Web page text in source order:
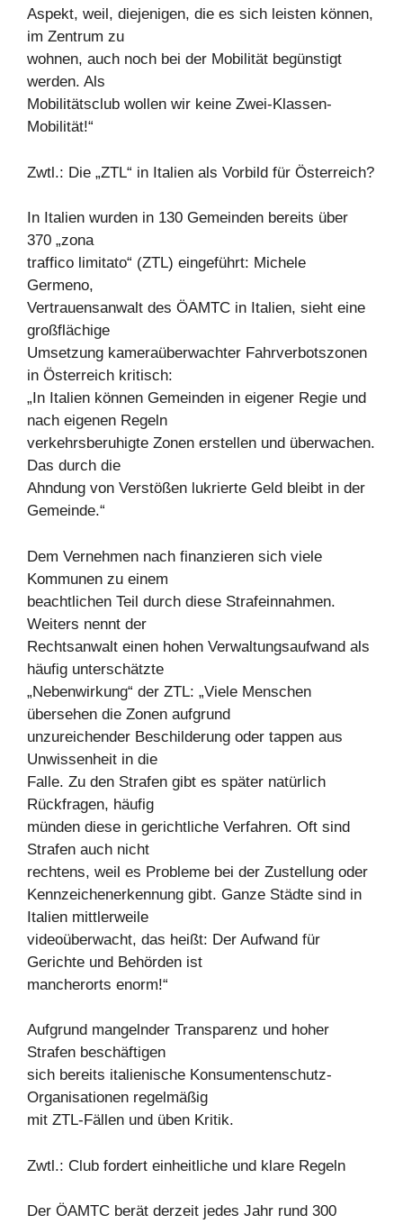
Aspekt, weil, diejenigen, die es sich leisten können,
im Zentrum zu
wohnen, auch noch bei der Mobilität begünstigt
werden. Als
Mobilitätsclub wollen wir keine Zwei-Klassen-
Mobilität!“
Zwtl.: Die „ZTL“ in Italien als Vorbild für Österreich?
In Italien wurden in 130 Gemeinden bereits über
370 „zona
traffico limitato“ (ZTL) eingeführt: Michele
Germeno,
Vertrauensanwalt des ÖAMTC in Italien, sieht eine
großflächige
Umsetzung kameraüberwachter Fahrverbotszonen
in Österreich kritisch:
„In Italien können Gemeinden in eigener Regie und
nach eigenen Regeln
verkehrsberuhigte Zonen erstellen und überwachen.
Das durch die
Ahndung von Verstößen lukrierte Geld bleibt in der
Gemeinde.“
Dem Vernehmen nach finanzieren sich viele
Kommunen zu einem
beachtlichen Teil durch diese Strafeinnahmen.
Weiters nennt der
Rechtsanwalt einen hohen Verwaltungsaufwand als
häufig unterschätzte
„Nebenwirkung“ der ZTL: „Viele Menschen
übersehen die Zonen aufgrund
unzureichender Beschilderung oder tappen aus
Unwissenheit in die
Falle. Zu den Strafen gibt es später natürlich
Rückfragen, häufig
münden diese in gerichtliche Verfahren. Oft sind
Strafen auch nicht
rechtens, weil es Probleme bei der Zustellung oder
Kennzeichenerkennung gibt. Ganze Städte sind in
Italien mittlerweile
videoüberwacht, das heißt: Der Aufwand für
Gerichte und Behörden ist
mancherorts enorm!“
Aufgrund mangelnder Transparenz und hoher
Strafen beschäftigen
sich bereits italienische Konsumentenschutz-
Organisationen regelmäßig
mit ZTL-Fällen und üben Kritik.
Zwtl.: Club fordert einheitliche und klare Regeln
Der ÖAMTC berät derzeit jedes Jahr rund 300